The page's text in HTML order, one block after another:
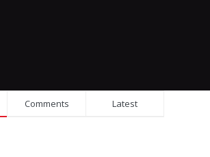
Comments Latest